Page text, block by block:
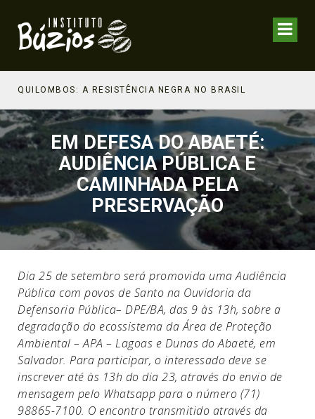
QUILOMBOS: A RESISTÊNCIA NEGRA NO BRASIL
EM DEFESA DO ABAETÉ:
AUDIÊNCIA PÚBLICA E
CAMINHADA PELA
PRESERVAÇÃO
Dia 25 de setembro será promovida uma Audiência
Pública com povos de Santo na Ouvidoria da
Defensoria Pública– DPE/BA, das 9 às 13h, sobre a
degradação do ecossistema da Área de Proteção
Ambiental – APA – Lagoas e Dunas do Abaeté, em
Salvador. Para participar, o interessado deve se
inscrever até às 13h do dia 23, através do envio de
mensagem pelo Whatsapp para o número (71)
98865-7100. O encontro transmitido através da